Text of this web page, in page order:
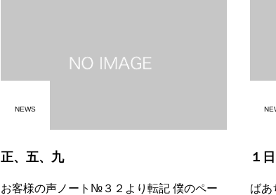
NEWS
正、五、九
お客様の声ノート№３２より転記 僕のペー
１
ばあ